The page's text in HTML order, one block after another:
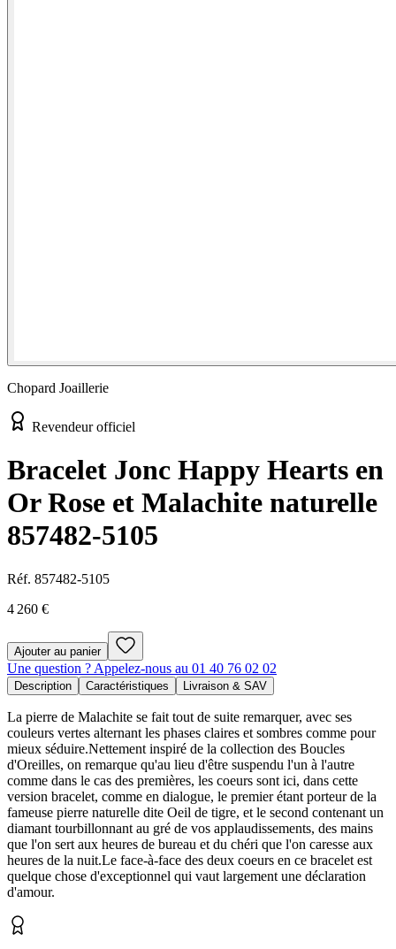
Chopard Joaillerie
Revendeur officiel
Bracelet Jonc Happy Hearts en
Or Rose et Malachite naturelle
857482-5105
Réf. 857482-5105
4 260 €
Ajouter au panier
Une question ? Appelez-nous au 01 40 76 02 02
Description Caractéristiques Livraison & SAV
La pierre de Malachite se fait tout de suite remarquer, avec ses
couleurs vertes alternant les phases claires et sombres comme pour
mieux séduire.Nettement inspiré de la collection des Boucles
d'Oreilles, on remarque qu'au lieu d'être suspendu l'un à l'autre
comme dans le cas des premières, les coeurs sont ici, dans cette
version bracelet, comme en dialogue, le premier étant porteur de la
fameuse pierre naturelle dite Oeil de tigre, et le second contenant un
diamant tourbillonnant au gré de vos applaudissements, des mains
que l'on sert aux heures de bureau et du chéri que l'on caresse aux
heures de la nuit.Le face-à-face des deux coeurs en ce bracelet est
quelque chose d'exceptionnel qui vaut largement une déclaration
d'amour.